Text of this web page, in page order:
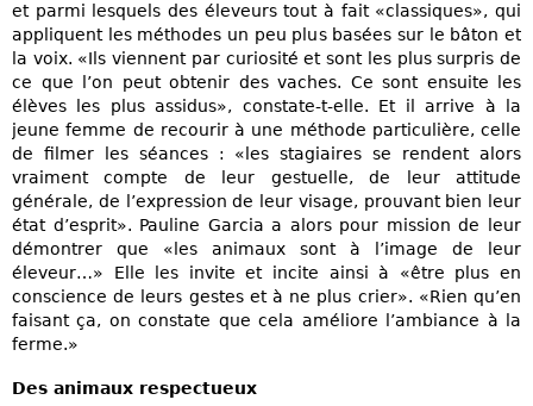
et parmi lesquels des éleveurs tout à fait «classiques», qui
appliquent les méthodes un peu plus basées sur le bâton et
la voix. «Ils viennent par curiosité et sont les plus surpris de
ce que l’on peut obtenir des vaches. Ce sont ensuite les
élèves les plus assidus», constate-t-elle. Et il arrive à la
jeune femme de recourir à une méthode particulière, celle
de filmer les séances : «les stagiaires se rendent alors
vraiment compte de leur gestuelle, de leur attitude
générale, de l’expression de leur visage, prouvant bien leur
état d’esprit». Pauline Garcia a alors pour mission de leur
démontrer que «les animaux sont à l’image de leur
éleveur…» Elle les invite et incite ainsi à «être plus en
conscience de leurs gestes et à ne plus crier». «Rien qu’en
faisant ça, on constate que cela améliore l’ambiance à la
ferme.»
Des animaux respectueux